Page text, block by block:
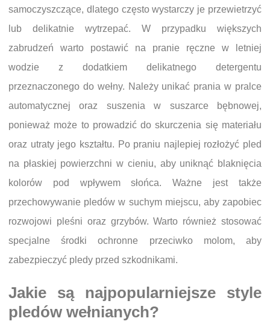
samoczyszczące, dlatego często wystarczy je przewietrzyć
lub delikatnie wytrzepać. W przypadku większych
zabrudzeń warto postawić na pranie ręczne w letniej
wodzie z dodatkiem delikatnego detergentu
przeznaczonego do wełny. Należy unikać prania w pralce
automatycznej oraz suszenia w suszarce bębnowej,
ponieważ może to prowadzić do skurczenia się materiału
oraz utraty jego kształtu. Po praniu najlepiej rozłożyć pled
na płaskiej powierzchni w cieniu, aby uniknąć blaknięcia
kolorów pod wpływem słońca. Ważne jest także
przechowywanie pledów w suchym miejscu, aby zapobiec
rozwojowi pleśni oraz grzybów. Warto również stosować
specjalne środki ochronne przeciwko molom, aby
zabezpieczyć pledy przed szkodnikami.
Jakie są najpopularniejsze style
pledów wełnianych?